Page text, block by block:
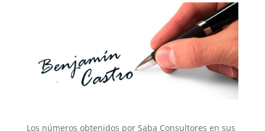
Los números obtenidos por Saba Consultores en sus